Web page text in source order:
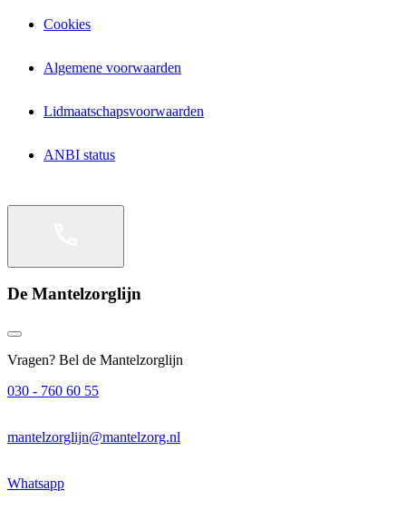
Cookies
Algemene voorwaarden
Lidmaatschapsvoorwaarden
ANBI status
De Mantelzorglijn
Vragen? Bel de Mantelzorglijn
030 - 760 60 55
mantelzorglijn@mantelzorg.nl
Whatsapp